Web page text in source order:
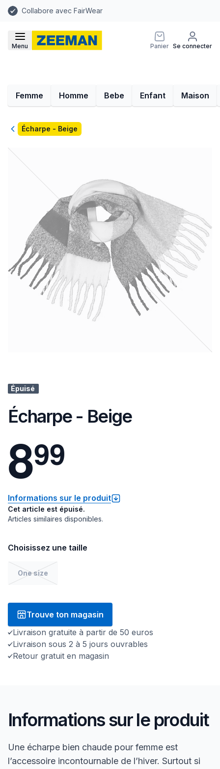
Collabore avec FairWear
Menu Panier Se connecter
Femme Homme Bebe Enfant Maison
RetourÉcharpe - Beige
Épuisé
Écharpe - Beige
899
Informations sur le produit
Cet article est épuisé.
Articles similaires disponibles.
Choisissez une taille
One size
Trouve ton magasin
Livraison gratuite à partir de 50 euros
Livraison sous 2 à 5 jours ouvrables
Retour gratuit en magasin
Informations sur le produit
Une écharpe bien chaude pour femme est
l’accessoire incontournable de l’hiver. Surtout si